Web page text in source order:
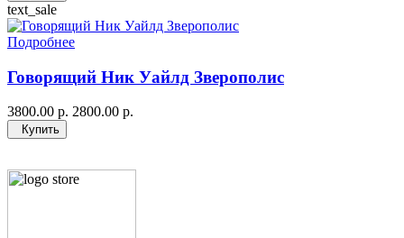
text_sale
Подробнее
Говорящий Ник Уайлд Зверополис
3800.00 р. 2800.00 р.
Купить